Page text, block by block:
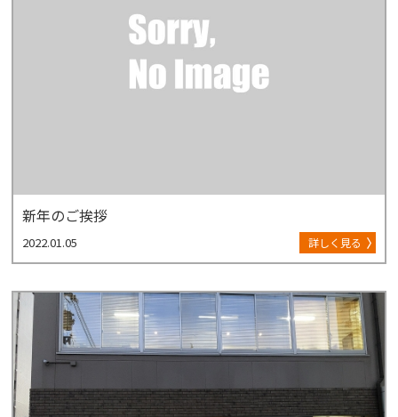
新年のご挨拶
2022.01.05 詳しく見る